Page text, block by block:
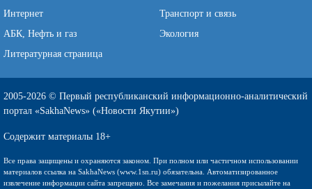
Интернет
Транспорт и связь
АБК, Нефть и газ
Экология
Литературная страница
2005-2026 © Первый республиканский информационно-аналитический
портал «SakhaNews» («Новости Якутии»)
Содержит материалы 18+
Все права защищены и охраняются законом. При полном или частичном использовании
материалов ссылка на SakhaNews (www.1sn.ru) обязательна. Автоматизированное
извлечение информации сайта запрещено. Все замечания и пожелания присылайте на